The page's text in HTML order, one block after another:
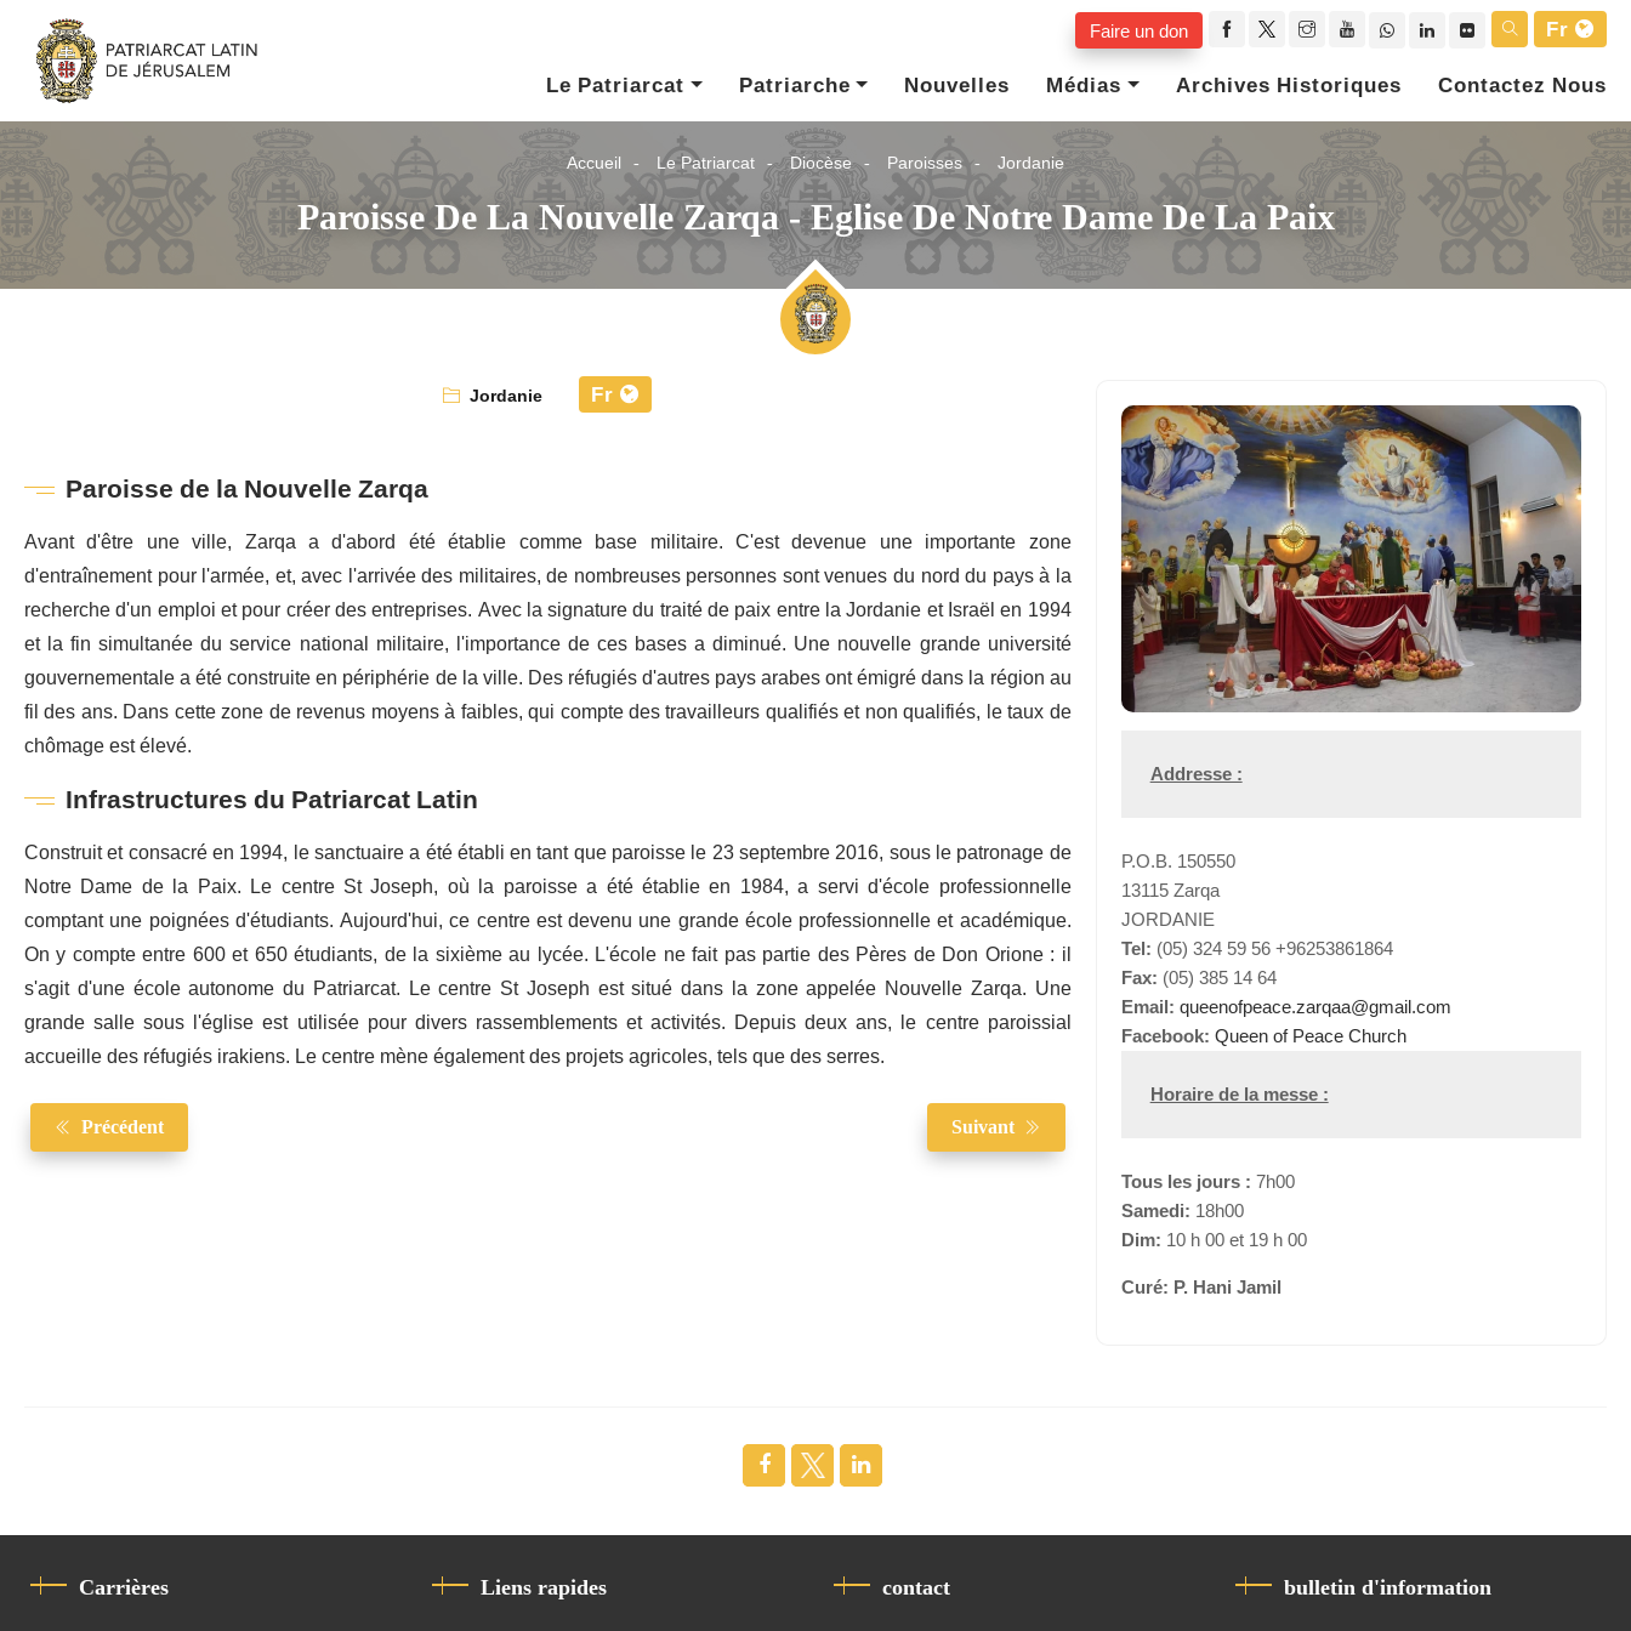
Faire un don
Fr
Le Patriarcat
Patriarche Nouvelles Médias Archives Historiques Contactez Nous
Accueil Le Patriarcat Diocèse Paroisses Jordanie
Paroisse De La Nouvelle Zarqa - Eglise De Notre Dame De La Paix
Jordanie Fr
Paroisse de la Nouvelle Zarqa
Avant d'être une ville, Zarqa a d'abord été établie comme base militaire. C'est devenue une importante zone
d'entraînement pour l'armée, et, avec l'arrivée des militaires, de nombreuses personnes sont venues du nord du pays à la
recherche d'un emploi et pour créer des entreprises. Avec la signature du traité de paix entre la Jordanie et Israël en 1994
et la fin simultanée du service national militaire, l'importance de ces bases a diminué. Une nouvelle grande université
gouvernementale a été construite en périphérie de la ville. Des réfugiés d'autres pays arabes ont émigré dans la région au
fil des ans. Dans cette zone de revenus moyens à faibles, qui compte des travailleurs qualifiés et non qualifiés, le taux de
chômage est élevé.
Infrastructures du Patriarcat Latin
Construit et consacré en 1994, le sanctuaire a été établi en tant que paroisse le 23 septembre 2016, sous le patronage de
Notre Dame de la Paix. Le centre St Joseph, où la paroisse a été établie en 1984, a servi d'école professionnelle
comptant une poignées d'étudiants. Aujourd'hui, ce centre est devenu une grande école professionnelle et académique.
On y compte entre 600 et 650 étudiants, de la sixième au lycée. L'école ne fait pas partie des Pères de Don Orione : il
s'agit d'une école autonome du Patriarcat. Le centre St Joseph est situé dans la zone appelée Nouvelle Zarqa. Une
grande salle sous l'église est utilisée pour divers rassemblements et activités. Depuis deux ans, le centre paroissial
accueille des réfugiés irakiens. Le centre mène également des projets agricoles, tels que des serres.
Précédent Suivant
Addresse :
P.O.B. 150550
13115 Zarqa
JORDANIE
Tel:(05) 324 59 56 +96253861864
Fax:(05) 385 14 64
Email:queenofpeace.zarqaa@gmail.com
Facebook:Queen of Peace Church
Horaire de la messe :
Tous les jours :7h00
Samedi:18h00
Dim:10 h 00 et 19 h 00
Curé: P. Hani Jamil
Carrières Liens rapides contact bulletin d'information